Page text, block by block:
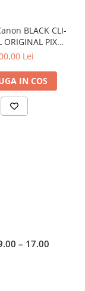
BLACK CLI-
PIXMA
Lei
IN COS
– 17.00